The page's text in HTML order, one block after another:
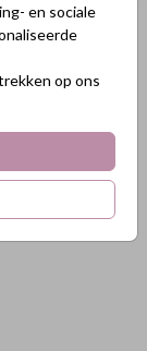
en sociale
op ons